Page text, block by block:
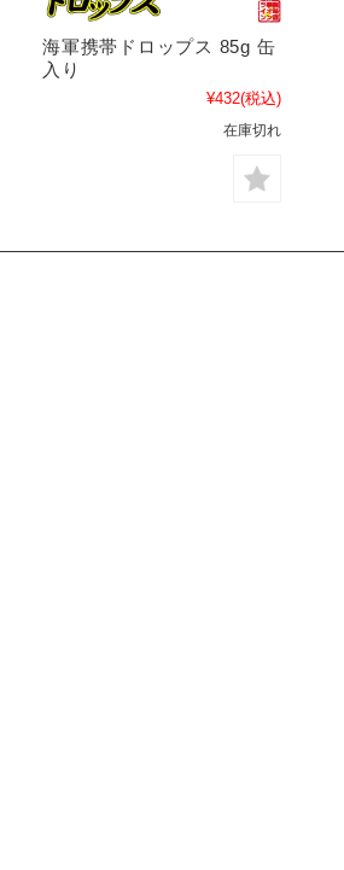
海軍携帯ドロップス 85g 缶
入り
¥432(税込)
在庫切れ